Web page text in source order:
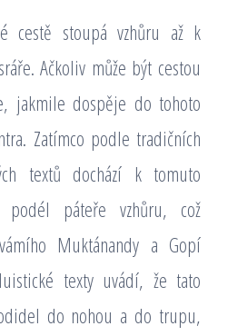
cestě stoupá vzhůru až k
Ačkoliv může být cestou
jakmile dospěje do tohoto
Zatímco podle tradičních
textů dochází k tomuto
páteře vzhůru, což
Muktánandy a Gopí
texty uvádí, že tato
do nohou a do trupu,